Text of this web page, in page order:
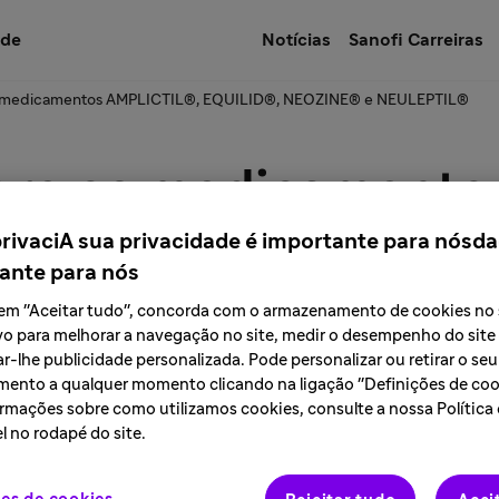
Notícias Sanofi Carreiras
AMPLICTIL®, EQUILID®, NEOZINE® e NEULEPTIL®
os
e NEULEPTIL®
sua privacidade é importante para
para nós
"Aceitar tudo", concorda com o armazenamento de cookies no
para melhorar a navegação no site, medir o desempenho do site
lhe publicidade personalizada. Pode personalizar ou retirar o seu
a qualquer momento clicando na ligação "Definições de
sobre como utilizamos cookies, consulte a nossa Política
no rodapé do site.